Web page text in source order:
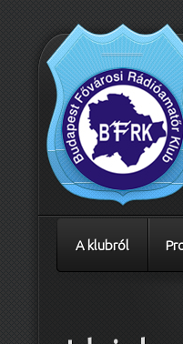
A klubról